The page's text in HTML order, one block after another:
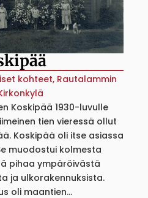
kohteet, Rautalammin
Koskipää 1930-luvulle
tien vieressä ollut
Koskipää oli itse asiassa
muodostui kolmesta
pihaa ympäröivästä
ja ulkorakennuksista.
oli maantien...